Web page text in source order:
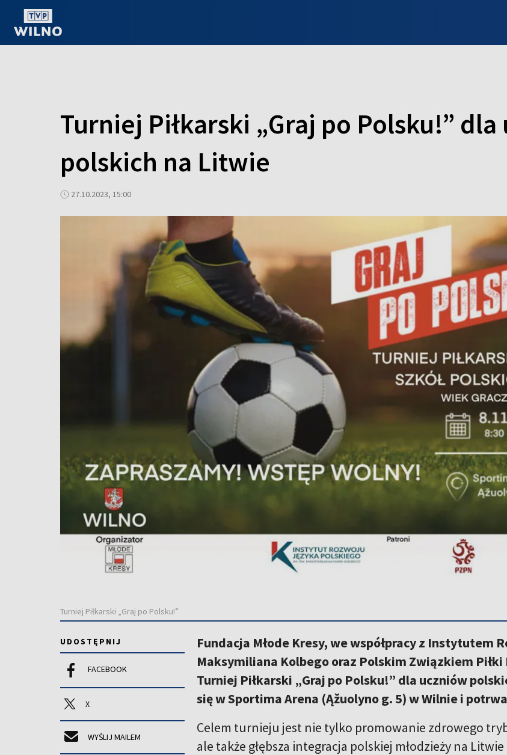
Turniej Piłkarski „Graj po Polsku!” dla
polskich na Litwie
27.10.2023, 15:00
Turniej Piłkarski „Graj po Polsku!”
UDOSTĘPNIJ
FACEBOOK
X
WYŚLIJ MAILEM
Fundacja Młode Kresy, we współpracy z Instytutem
Maksymiliana Kolbego oraz Polskim Związkiem
Turniej Piłkarski „Graj po Polsku!” dla uczniów
się w Sportima Arena (Ąžuolyno g. 5) w Wilnie i
Celem turnieju jest nie tylko promowanie zdrowego
ale także głębsza integracja polskiej młodzieży na